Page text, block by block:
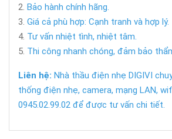
Bảo hành chính hãng.
Giá cả phù hợp: Cạnh tranh và hợp lý.
Tư vấn nhiệt tình, nhiệt tâm.
Thi công nhanh chóng, đảm bảo
Liên hệ: Nhà thầu điện nhẹ DIGIVI
thống điện nhẹ, camera, mạng LAN,
0945.02.99.02 để được tư vấn chi tiết.